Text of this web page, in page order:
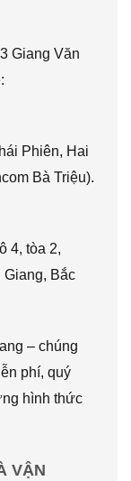
Giang Văn
Phiên, Hai
Bà Triệu).
4, tòa 2,
Bắc
– chúng
phí, quý
hình thức
VẬN